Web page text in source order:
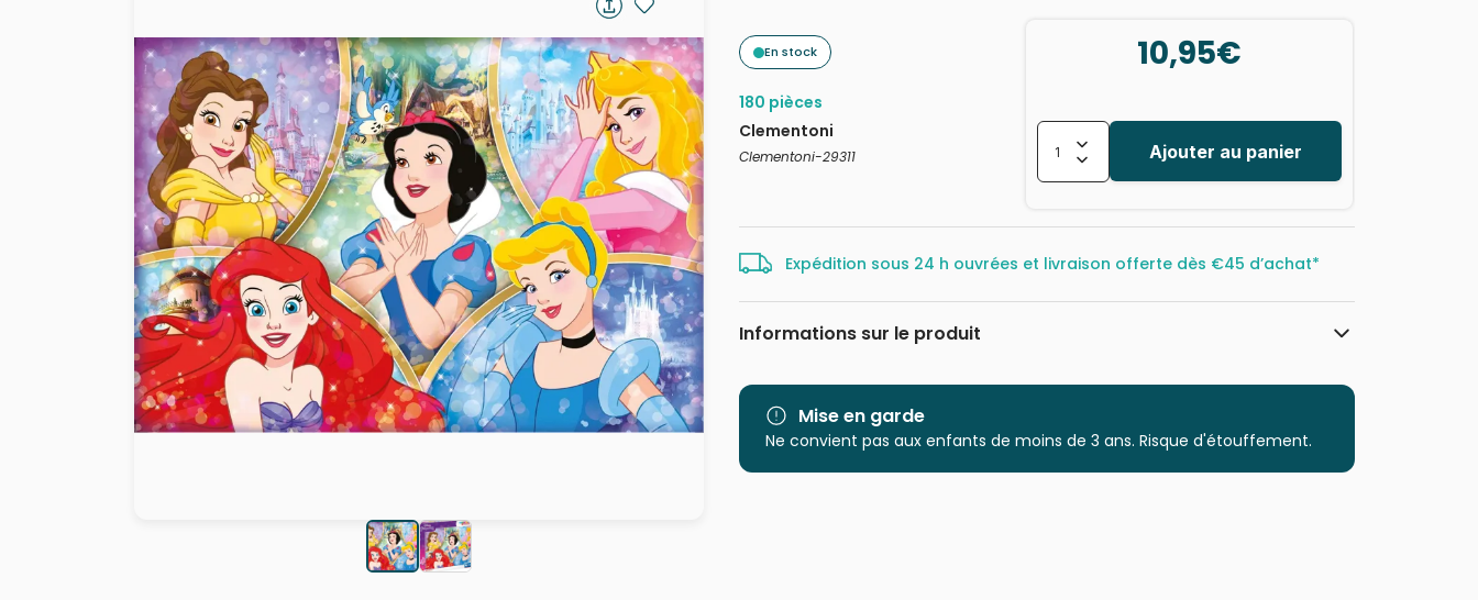
En stock
180 pièces
Clementoni
Clementoni-29311
10,95€
Ajouter au panier
Expédition sous 24 h ouvrées et livraison offerte dès €45 d’achat*
Informations sur le produit
Catégorie
Puzzles - Princes et Princesses
Age
à partir de 8 ans (101 à 250 pièces)
Mise en garde
Ne convient pas aux enfants de moins de 3 ans. Risque d'étouffement.